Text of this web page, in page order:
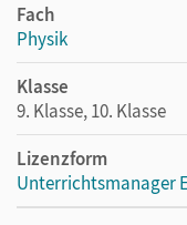
Fach
Physik
Klasse
9. Klasse, 10. Klasse
Lizenzform
Unterrichtsmanager